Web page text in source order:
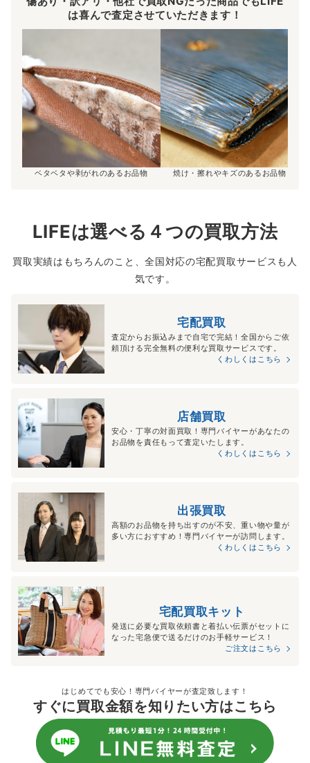
は喜んで査定させていただきます！
ベタベタや剥がれのあるお品物 焼け・擦れやキズのあるお品物
LIFEは選べる４つの買取方法
買取実績はもちろんのこと、全国対応の宅配買取サービスも人
気です。
宅配買取
査定からお振込みまで自宅で完結！全国からご依
頼頂ける完全無料の便利な買取サービスです。
くわしくはこちら
店舗買取
安心・丁寧の対面買取！専門バイヤーがあなたの
お品物を責任もって査定いたします。
くわしくはこちら
出張買取
高額のお品物を持ち出すのが不安、重い物や量が
多い方におすすめ！専門バイヤーが訪問します。
くわしくはこちら
宅配買取キット
発送に必要な買取依頼書と着払い伝票がセットに
なった宅急便で送るだけのお手軽サービス！
ご注文はこちら
はじめてでも安心！専門バイヤーが査定致します！
すぐに買取金額を知りたい方はこちら